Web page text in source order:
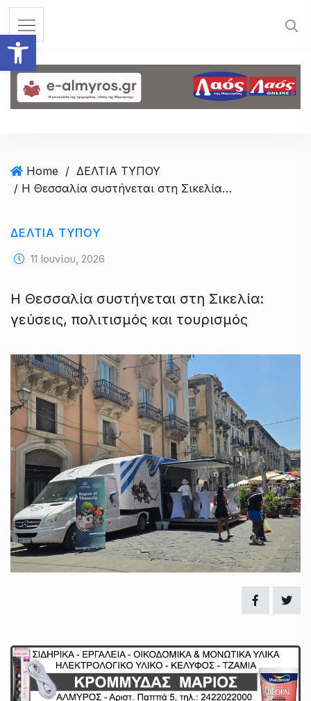
Ανοίξτε τη γραμμή
Home / ΔΕΛΤΙΑ ΤΥΠΟΥ
/ Η Θεσσαλία συστήνεται στη Σικελία: γεύσεις, πολιτισμός και τουρισμός
ΔΕΛΤΙΑ ΤΥΠΟΥ
11 Ιουνίου, 2026
Η Θεσσαλία συστήνεται στη Σικελία:
γεύσεις, πολιτισμός και τουρισμός